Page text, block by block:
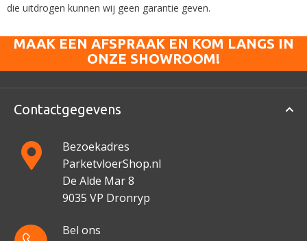
die uitdrogen kunnen wij geen garantie geven.
MAAK EEN AFSPRAAK EN KOM LANGS IN
ONZE SHOWROOM!
Contactgegevens
Bezoekadres
ParketvloerShop.nl
De Alde Mar 8
9035 VP Dronryp
Bel ons